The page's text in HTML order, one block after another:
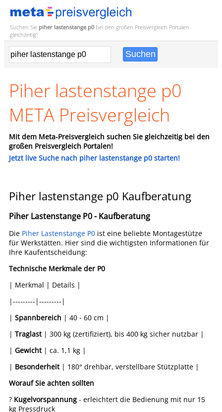
Suchen Sie piher lastenstange p0 bei den großen Preisvergleich Portalen
gleichzeitig!
Piher lastenstange p0
META Preisvergleich
Mit dem Meta-Preisvergleich suchen Sie gleichzeitig bei den
großen Preisvergleich Portalen!
Jetzt live Suche nach piher lastenstange p0 starten!
Piher lastenstange p0 Kaufberatung
Piher Lastenstange P0 - Kaufberatung
Die Piher Lastenstange P0 ist eine beliebte Montagestütze
für Werkstätten. Hier sind die wichtigsten Informationen für
Ihre Kaufentscheidung:
Technische Merkmale der P0
| Merkmal | Details |
|---------|---------|
| Spannbereich | 40 - 60 cm |
| Traglast| 300 kg (zertifiziert), bis 400 kg sicher nutzbar |
| Gewicht| ca. 1,1 kg |
| Besonderheit| 180° drehbar, verstellbare Stützplatte |
Worauf Sie achten sollten
? Kugelvorspannung - erleichtert die Bedienung mit nur 15
kg Pressdruck